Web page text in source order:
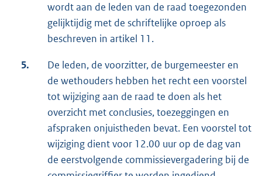
wordt aan de leden van de raad toegezonden
gelijktijdig met de schriftelijke oproep als
beschreven in artikel 11.
5.
De leden, de voorzitter, de burgemeester en
de wethouders hebben het recht een voorstel
tot wijziging aan de raad te doen als het
overzicht met conclusies, toezeggingen en
afspraken onjuistheden bevat. Een voorstel tot
wijziging dient voor 12.00 uur op de dag van
de eerstvolgende commissievergadering bij de